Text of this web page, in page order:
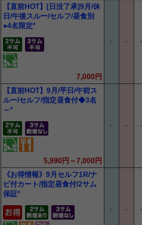
【直前HOT】[日没了承]9月/休
日/午後スルー/セルフ/昼食別
●4名限定*
7,000円
- - -
【直前HOT】9月/平日/午前ス
ルー/セルフ/指定昼食付◆3名
～*
5,990円～7,000円
- - -
《お得情報》9月セルフ1R/ナ
ビ付カート/指定昼食付/2サム
保証*
- - -